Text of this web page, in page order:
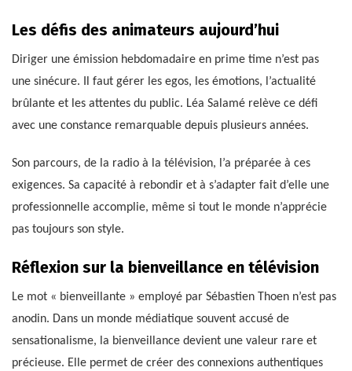
Les défis des animateurs aujourd’hui
Diriger une émission hebdomadaire en prime time n’est pas
une sinécure. Il faut gérer les egos, les émotions, l’actualité
brûlante et les attentes du public. Léa Salamé relève ce défi
avec une constance remarquable depuis plusieurs années.
Son parcours, de la radio à la télévision, l’a préparée à ces
exigences. Sa capacité à rebondir et à s’adapter fait d’elle une
professionnelle accomplie, même si tout le monde n’apprécie
pas toujours son style.
Réflexion sur la bienveillance en télévision
Le mot « bienveillante » employé par Sébastien Thoen n’est pas
anodin. Dans un monde médiatique souvent accusé de
sensationalisme, la bienveillance devient une valeur rare et
précieuse. Elle permet de créer des connexions authentiques